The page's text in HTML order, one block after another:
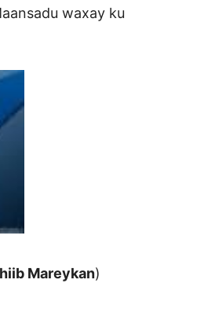
waxay ku
Mareykan)